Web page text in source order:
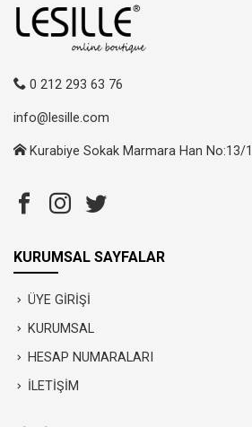
0 212 293 63 76
info@lesille.com
Kurabiye Sokak Marmara Han No:13/
KURUMSAL SAYFALAR
ÜYE GİRİŞİ
KURUMSAL
HESAP NUMARALARI
İLETİŞİM